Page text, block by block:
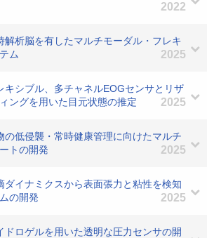
2022
解析脳を有したマルチモーダル・フレキ
ム
2025
キシブル、多チャネルEOGセンサとリザ
ングを用いた目元状態の推定
2025
の低侵襲・常時健康管理に向けたマルチ
トの開発
2025
ダイナミクスから表面張力と粘性を検知
の開発
2025
ドロゲルを用いた透明な圧力センサの開